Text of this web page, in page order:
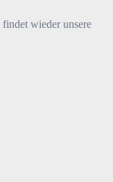
wieder unsere